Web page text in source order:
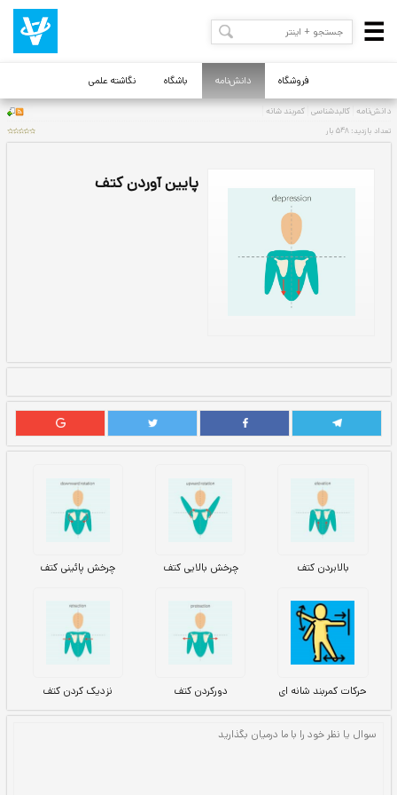
فروشگاه دانش‌نامه باشگاه نگاشته علمی
پایین آوردن کتف